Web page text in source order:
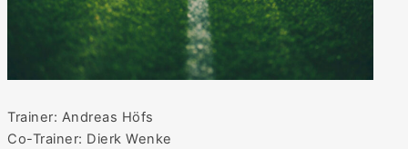
Trainer: Andreas Höfs
Co-Trainer: Dierk Wenke